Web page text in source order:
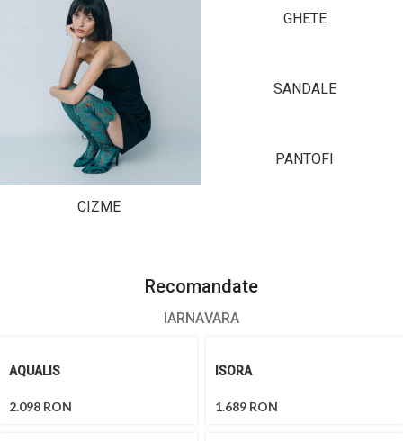
CIZME
GHETE
SANDALE
PANTOFI
Recomandate
IARNAVARA
AQUALIS
2.098 RON
ISORA
1.689 RON